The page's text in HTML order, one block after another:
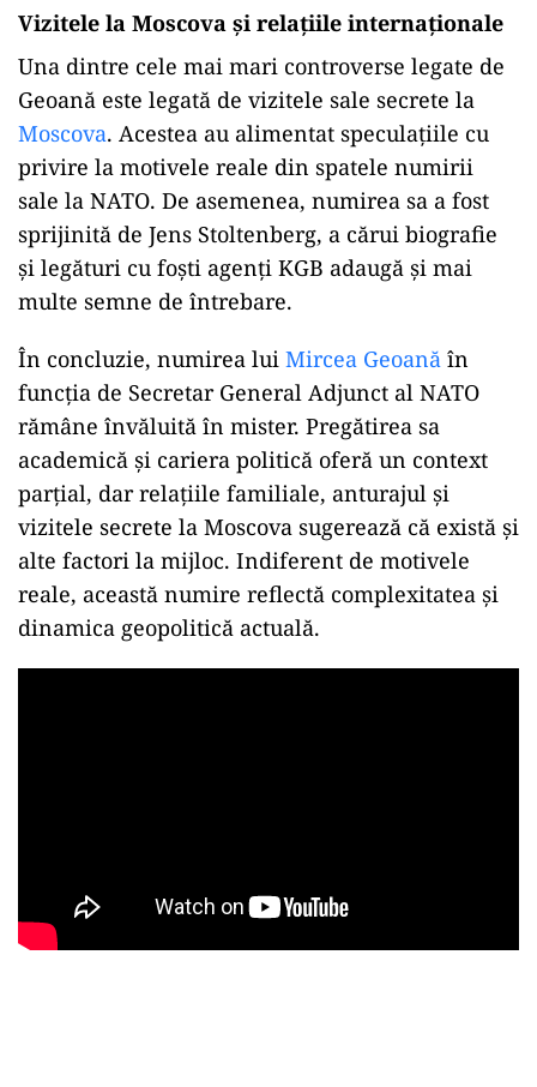
Vizitele la Moscova și relațiile internaționale
Una dintre cele mai mari controverse legate de
Geoană este legată de vizitele sale secrete la
Moscova. Acestea au alimentat speculațiile cu
privire la motivele reale din spatele numirii
sale la NATO. De asemenea, numirea sa a fost
sprijinită de Jens Stoltenberg, a cărui biografie
și legături cu foști agenți KGB adaugă și mai
multe semne de întrebare.
În concluzie, numirea lui Mircea Geoană în
funcția de Secretar General Adjunct al NATO
rămâne învăluită în mister. Pregătirea sa
academică și cariera politică oferă un context
parțial, dar relațiile familiale, anturajul și
vizitele secrete la Moscova sugerează că există și
alte factori la mijloc. Indiferent de motivele
reale, această numire reflectă complexitatea și
dinamica geopolitică actuală.